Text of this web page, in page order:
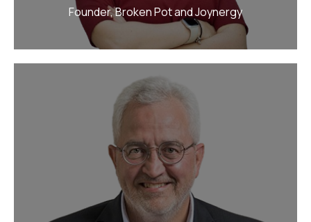
Founder, Broken Pot and Joynergy